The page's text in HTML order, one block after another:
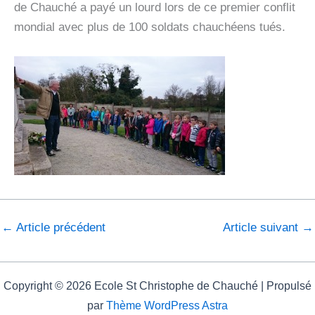
de Chauché a payé un lourd lors de ce premier conflit
mondial avec plus de 100 soldats chauchéens tués.
← Article précédent Article suivant →
Copyright © 2026 Ecole St Christophe de Chauché | Propulsé
par Thème WordPress Astra